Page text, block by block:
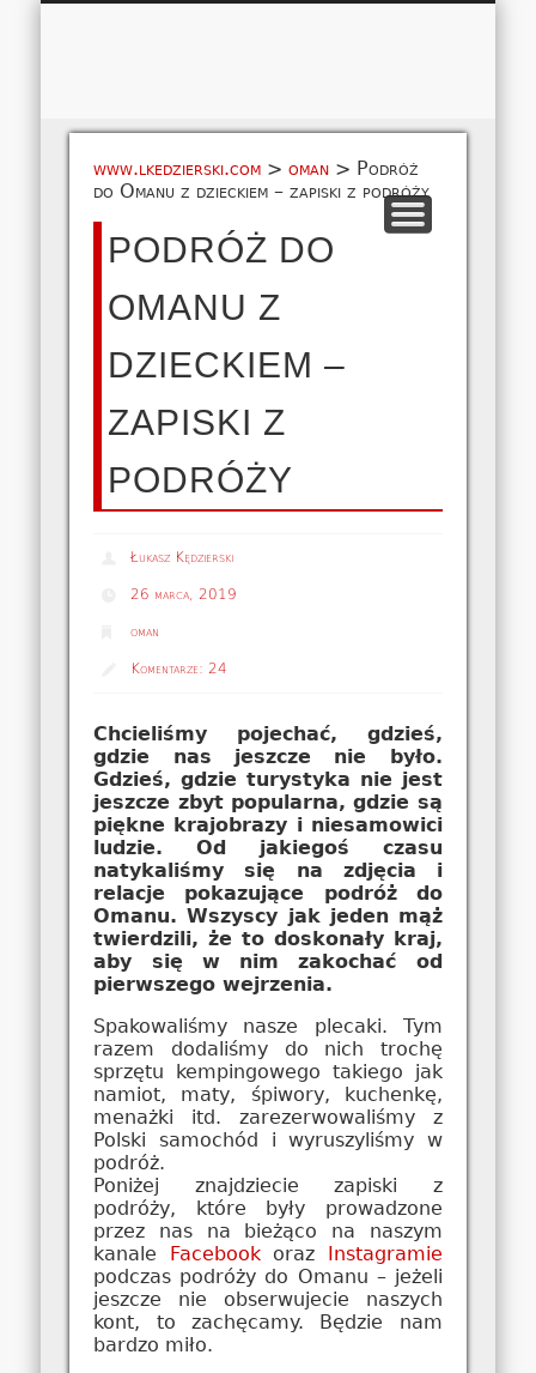
O NAS
EUROPA A-M
EUROPA N-Z
AZJA
AFRYKA
AMERYKA
OCEANIA
MAPA
WSPÓŁPRACA
KONTAKT
www.lkedzierski.com >oman > Podróż
do Omanu z dzieckiem – zapiski z podróży
PODRÓŻ DO
OMANU Z
DZIECKIEM –
ZAPISKI Z
PODRÓŻY
Łukasz Kędzierski
26 marca, 2019
oman
Komentarze:24
Chcieliśmy pojechać, gdzieś,
gdzie nas jeszcze nie było.
Gdzieś, gdzie turystyka nie jest
jeszcze zbyt popularna, gdzie są
piękne krajobrazy i niesamowici
ludzie. Od jakiegoś czasu
natykaliśmy się na zdjęcia i
relacje pokazujące podróż do
Omanu. Wszyscy jak jeden mąż
twierdzili, że to doskonały kraj,
aby się w nim zakochać od
pierwszego wejrzenia.
Spakowaliśmy nasze plecaki. Tym
razem dodaliśmy do nich trochę
sprzętu kempingowego takiego jak
namiot, maty, śpiwory, kuchenkę,
menażki itd. zarezerwowaliśmy z
Polski samochód i wyruszyliśmy w
podróż.
Poniżej znajdziecie zapiski z
podróży, które były prowadzone
przez nas na bieżąco na naszym
kanale
Facebook oraz
Instagramie
podczas podróży do Omanu – jeżeli
jeszcze nie obserwujecie naszych
kont, to zachęcamy. Będzie nam
bardzo miło.